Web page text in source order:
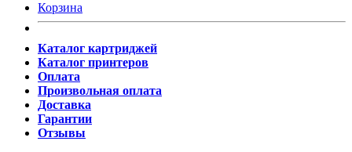
Корзина
Каталог картриджей
Каталог принтеров
Оплата
Произвольная оплата
Доставка
Гарантии
Отзывы